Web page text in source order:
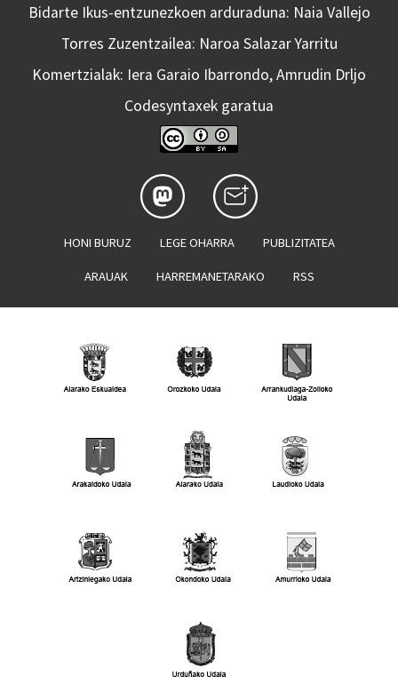
Bidarte Ikus-entzunezkoen arduraduna: Naia Vallejo
Torres Zuzentzailea: Naroa Salazar Yarritu
Komertzialak: Iera Garaio Ibarrondo, Amrudin Drljo
Codesyntaxek garatua
HONI BURUZ LEGE OHARRA PUBLIZITATEA
ARAUAK HARREMANETARAKO RSS